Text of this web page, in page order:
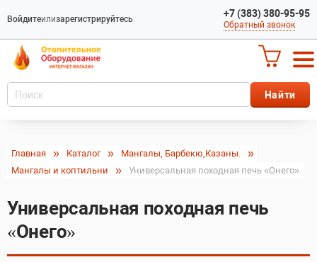
Войдитеилизарегистрируйтесь +7 (383) 380-95-95
Обратный звонок
Главная Каталог
Мангалы, Барбекю,Казаны.
Мангалы и коптильни
Универсальная походная печь «Онего»
Универсальная походная печь
«Онего»